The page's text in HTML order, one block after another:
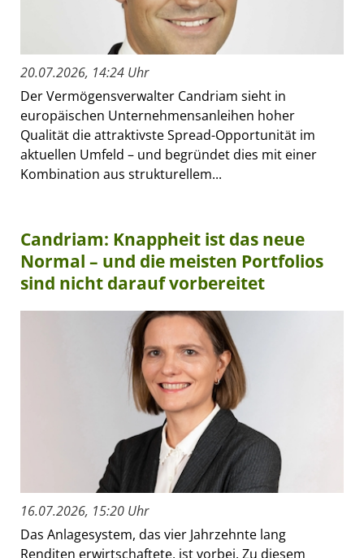
20.07.2026, 14:24 Uhr
Der Vermögensverwalter Candriam sieht in
europäischen Unternehmensanleihen hoher
Qualität die attraktivste Spread-Opportunität im
aktuellen Umfeld – und begründet dies mit einer
Kombination aus strukturellem...
Candriam: Knappheit ist das neue
Normal – und die meisten Portfolios
sind nicht darauf vorbereitet
16.07.2026, 15:20 Uhr
Das Anlagesystem, das vier Jahrzehnte lang
Renditen erwirtschaftete, ist vorbei. Zu diesem